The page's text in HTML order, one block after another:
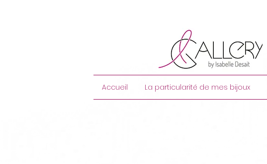
Accueil La particularité de mes bijoux